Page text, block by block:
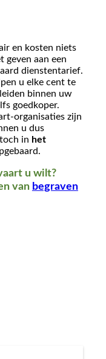
en kosten niets
geven aan een
dienstentarief.
u elke cent te
binnen uw
goedkoper.
organisaties zijn
u dus
in het
u wilt?
van begraven